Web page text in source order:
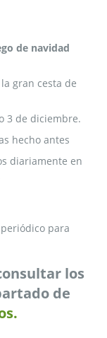
de navidad
gran cesta de
3 de diciembre.
hecho antes
diariamente en
para
los
de